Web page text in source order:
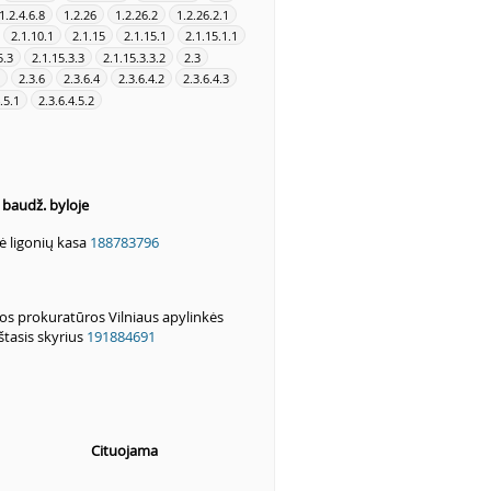
1.2.26 1.2.26.2
1.2.26.2.1
2.1.10.1
2.1.15 2.1.15.1
2.1.15.1.1
2.1.15.3.3 2.1.15.3.3.2
2.3
2.3.6
2.3.6.4 2.3.6.4.2
2.3.6.4.3
2.3.6.4.5.2
byloje
ligonių kasa 188783796
prokuratūros Vilniaus apylinkės
skyrius 191884691
Cituojama